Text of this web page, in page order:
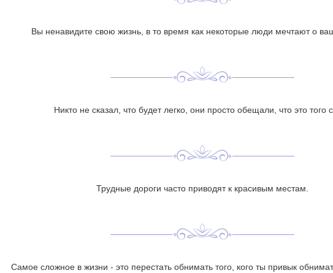
Вы ненавидите свою жизнь, в то время как некоторые люди мечтают о
Никто не сказал, что будет легко, они просто обещали, что это того
Трудные дороги часто приводят к красивым местам.
Самое сложное в жизни - это перестать обнимать того, кого ты привык